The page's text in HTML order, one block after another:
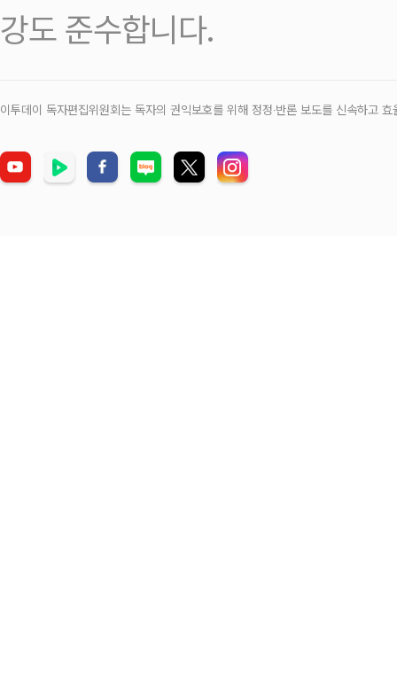
강도 준수합니다.
이투데이 독자편집위원회는 독자의 권익보호를 위해 정정‧반론 보도를 신속하고